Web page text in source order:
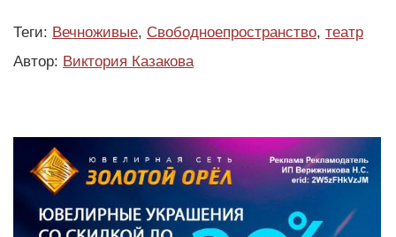
Теги: Вечноживые, Свободноепространство, театр
Автор: Виктория Казакова